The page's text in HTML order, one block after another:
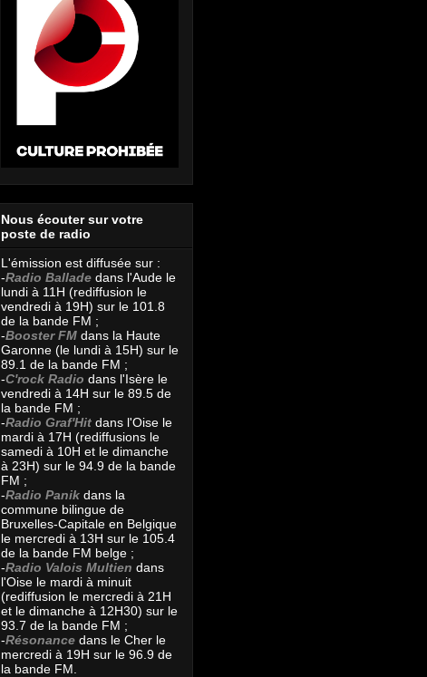
Nous écouter sur votre
poste de radio
L'émission est diffusée sur :
-Radio Ballade dans l'Aude le
lundi à 11H (rediffusion le
vendredi à 19H) sur le 101.8
de la bande FM ;
-Booster FM dans la Haute
Garonne (le lundi à 15H) sur le
89.1 de la bande FM ;
-C'rock Radio dans l'Isère le
vendredi à 14H sur le 89.5 de
la bande FM ;
-Radio Graf'Hit dans l'Oise le
mardi à 17H (rediffusions le
samedi à 10H et le dimanche
à 23H) sur le 94.9 de la bande
FM ;
-Radio Panik dans la
commune bilingue de
Bruxelles-Capitale en Belgique
le mercredi à 13H sur le 105.4
de la bande FM belge ;
-Radio Valois Multien dans
l'Oise le mardi à minuit
(rediffusion le mercredi à 21H
et le dimanche à 12H30) sur le
93.7 de la bande FM ;
-Résonance dans le Cher le
mercredi à 19H sur le 96.9 de
la bande FM.